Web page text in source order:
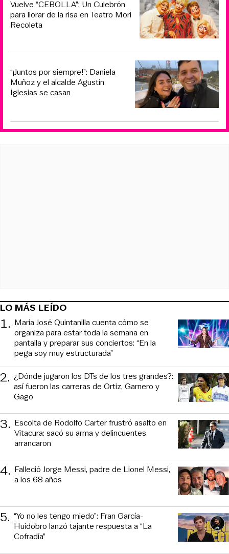
Vuelve “CEBOLLA”: Un Culebrón
para llorar de la risa en Teatro Mori
Recoleta
“¡Juntos por siempre!”: Daniela
Muñoz y el alcalde Agustín
Iglesias se casan
LO MÁS LEÍDO
1. María José Quintanilla cuenta cómo se
organiza para estar toda la semana en
pantalla y preparar sus conciertos: “En la
pega soy muy estructurada”
2. ¿Dónde jugaron los DTs de los tres grandes?:
así fueron las carreras de Ortiz, Garnero y
Gago
3. Escolta de Rodolfo Carter frustró asalto en
Vitacura: sacó su arma y delincuentes
arrancaron
4. Falleció Jorge Messi, padre de Lionel Messi,
a los 68 años
5. “Yo no les tengo miedo”: Fran García-
Huidobro lanzó tajante respuesta a “La
Cofradía”